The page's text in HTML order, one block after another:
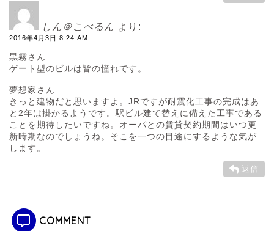
しん＠こべるん より:
2016年4月3日 8:24 AM
黒霧さん
ゲート型のビルは皆の憧れです。
夢想家さん
きっと建物だと思いますよ。JRですが耐震化工事の完成はあ
と2年は掛かるようです。駅ビル建て替えに備えた工事である
ことを期待したいですね。オーパとの賃貸契約期間はいつ更
新時期なのでしょうね。そこを一つの目途にするような気が
します。
返信
COMMENT